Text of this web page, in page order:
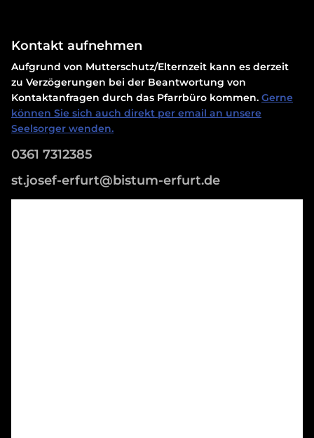
Kontakt aufnehmen
Aufgrund von Mutterschutz/Elternzeit kann es derzeit
zu Verzögerungen bei der Beantwortung von
Kontaktanfragen durch das Pfarrbüro kommen. Gerne
können Sie sich auch direkt per email an unsere
Seelsorger wenden.
0361 7312385
st.josef-erfurt@bistum-erfurt.de